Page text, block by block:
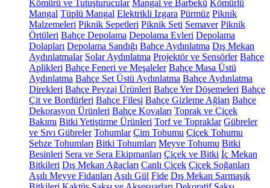
Kömürü ve Tutuşturucular Mangal ve Barbekü Kömürlü
Mangal Tüplü Mangal Elektrikli Izgara Pürmüz Piknik
Malzemeleri Piknik Sepetleri Piknik Seti Semaver Piknik
Örtüleri Bahçe Depolama Depolama Evleri Depolama
Dolapları Depolama Sandığı Bahçe Aydınlatma Dış Mekan
Aydınlatmalar Solar Aydınlatma Projektör ve Sensörler Bahçe
Aplikleri Bahçe Feneri ve Meşaleler Bahçe Masa Üstü
Aydınlatma Bahçe Set Üstü Aydınlatma Bahçe Aydınlatma
Direkleri Bahçe Peyzaj Ürünleri Bahçe Yer Döşemeleri Bahçe
Çit ve Bordürleri Bahçe Filesi Bahçe Gizleme Ağları Bahçe
Dekorasyon Ürünleri Bahçe Kovaları Toprak ve Çiçek
Bakımı Bitki Yetiştirme Ürünleri Torf ve Topraklar Gübreler
ve Sıvı Gübreler Tohumlar Çim Tohumu Çiçek Tohumu
Sebze Tohumları Bitki Tohumları Meyve Tohumu Bitki
Besinleri Sera ve Sera Ekipmanları Çiçek ve Bitki İç Mekan
Bitkileri Dış Mekan Ağaçları Canlı Çiçek Çiçek Soğanları
Aşılı Meyve Fidanları Aşılı Gül Fide Dış Mekan Sarmaşık